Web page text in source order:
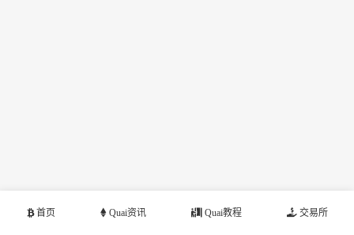
首页 Quai资讯 Quai教程 交易所